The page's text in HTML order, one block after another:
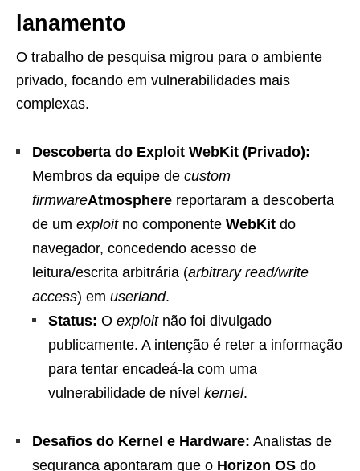
lanamento
O trabalho de pesquisa migrou para o ambiente
privado, focando em vulnerabilidades mais
complexas.
Descoberta do Exploit WebKit (Privado):
Membros da equipe de custom
firmwareAtmosphere reportaram a descoberta
de um exploitno componente WebKit do
navegador, concedendo acesso de
leitura/escrita arbitrária (arbitrary read/write
access) em userland.
Status: O exploitnão foi divulgado
publicamente. A intenção é reter a informação
para tentar encadeá-la com uma
vulnerabilidade de nível kernel.
Desafios do Kernel e Hardware: Analistas de
segurança apontaram que o Horizon OS do